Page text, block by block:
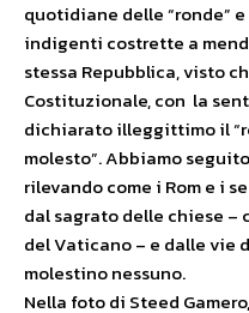
quotidiane delle “ronde”
indigenti costrette a
stessa Repubblica, visto
Costituzionale, con la
dichiarato illeggittimo il
molesto”. Abbiamo
rilevando come i Rom e i
dal sagrato delle chiese
del Vaticano – e dalle vie
molestino nessuno.
Nella foto di Steed